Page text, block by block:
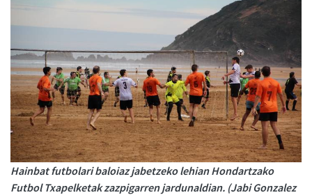
Hainbat futbolari baloiaz jabetzeko lehian Hondartzako
Futbol Txapelketak zazpigarren jardunaldian. (Jabi Gonzalez